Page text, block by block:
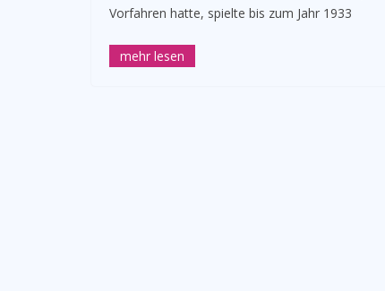
Vorfahren hatte, spielte bis zum Jahr 1933